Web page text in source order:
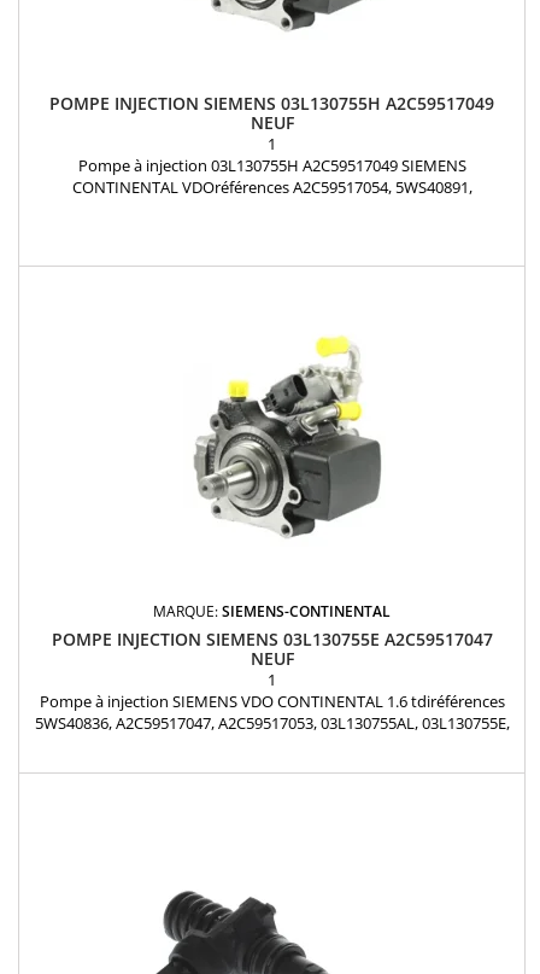
POMPE INJECTION SIEMENS 03L130755H A2C59517049
NEUF
1
Pompe à injection 03L130755H A2C59517049 SIEMENS
CONTINENTAL VDOréférences A2C59517054, 5WS40891,
MARQUE:SIEMENS-CONTINENTAL
POMPE INJECTION SIEMENS 03L130755E A2C59517047
NEUF
1
Pompe à injection SIEMENS VDO CONTINENTAL 1.6 tdiréférences
5WS40836, A2C59517047, A2C59517053, 03L130755AL, 03L130755E,